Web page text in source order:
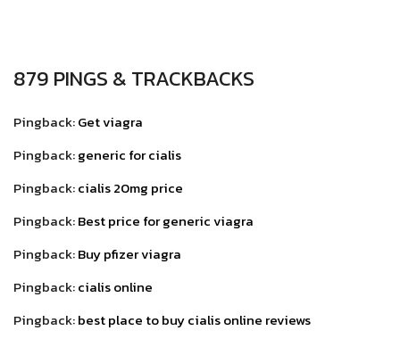
879 PINGS & TRACKBACKS
Pingback:Get viagra
Pingback:generic for cialis
Pingback:cialis 20mg price
Pingback:Best price for generic viagra
Pingback:Buy pfizer viagra
Pingback:cialis online
Pingback:best place to buy cialis online reviews